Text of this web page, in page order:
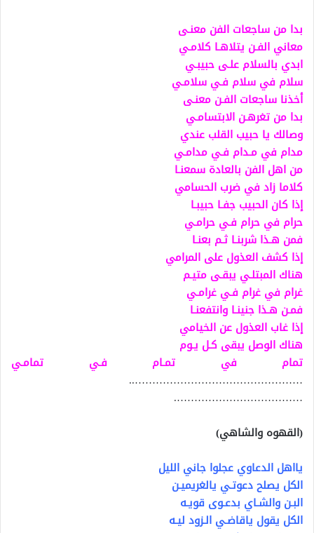
بدا من ساجعات الفن معنـى
معاني الفـن يتلاهـا كلامـي
ابدي بالسلام علـى حبيبـي
سلام في سلام فـي سلامـي
أخذنا ساجعات الفـن معنـى
بدا من تغرهـن الابتسامـي
وصالك يا حبيب القلب عندي
مدام في مـدام فـي مدامـي
من اهل الفن بالعادة سمعنـا
كلاما زاد في ضرب الحسامي
إذا كان الحبيب جفـا حبيبـا
حرام في حرام فـي حرامـي
فمن هـذا شربنـا ثـم بعنـا
إذا كشف العذول على المرامي
هناك المبتلـي يبقـى متيـم
غرام في غرام فـي غرامـي
فمـن هـذا جنينـا وانتفعنـا
إذا غاب العذول عن الخيامي
هناك الوصل يبقى كـل يـوم
تمام في تمـام فـي تمامـي
…………………………………………..
……………………………….
(القهوه والشاهي)
يااهل الدعاوي عجلوا جاني الليل
الكل يصلح دعوتـي يالغريميـن
البـن والشـاي بدعـوى قويـه
الكل يقول ياقاضـي الـزود ليـه